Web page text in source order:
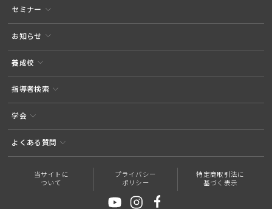
セミナー
お知らせ
養成校
指導者検索
学会
よくある質問
当サイトに
ついて
プライバシー
ポリシー
特定商取引法に
基づく表示